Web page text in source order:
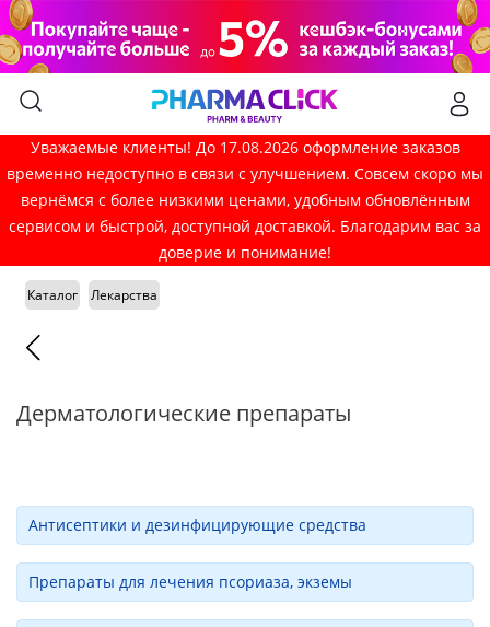
Уважаемые клиенты! До 17.08.2026 оформление заказов
временно недоступно в связи с улучшением. Совсем скоро мы
вернёмся с более низкими ценами, удобным обновлённым
сервисом и быстрой, доступной доставкой. Благодарим вас за
доверие и понимание!
Каталог Лекарства
Дерматологические препараты
Антисептики и дезинфицирующие средства
Препараты для лечения псориаза, экземы